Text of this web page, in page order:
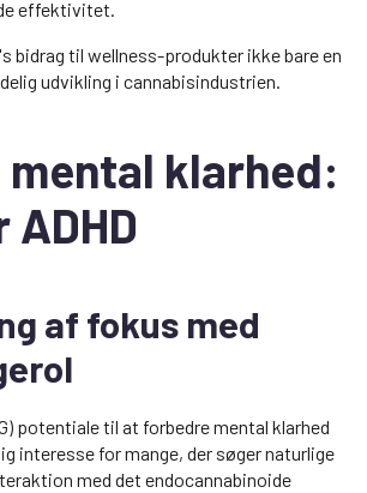
effektivitet.
bidrag til wellness-produkter ikke bare en
udvikling i cannabisindustrien.
mental klarhed:
ADHD
af fokus med
potentiale til at forbedre mental klarhed
interesse for mange, der søger naturlige
med det endocannabinoide